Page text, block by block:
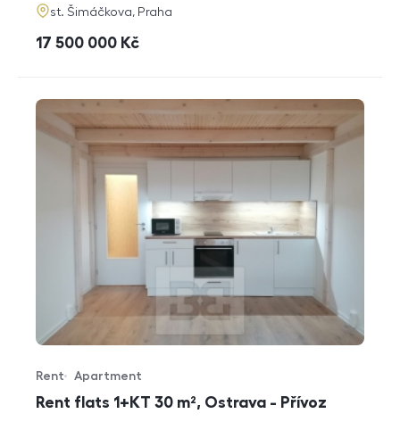
adresa
st. Šimáčkova, Praha
cena
17 500 000 Kč
Rent flats 1+KT 30 m², Ostrava - Přívoz
Offer type
Rent
Property type
Apartment